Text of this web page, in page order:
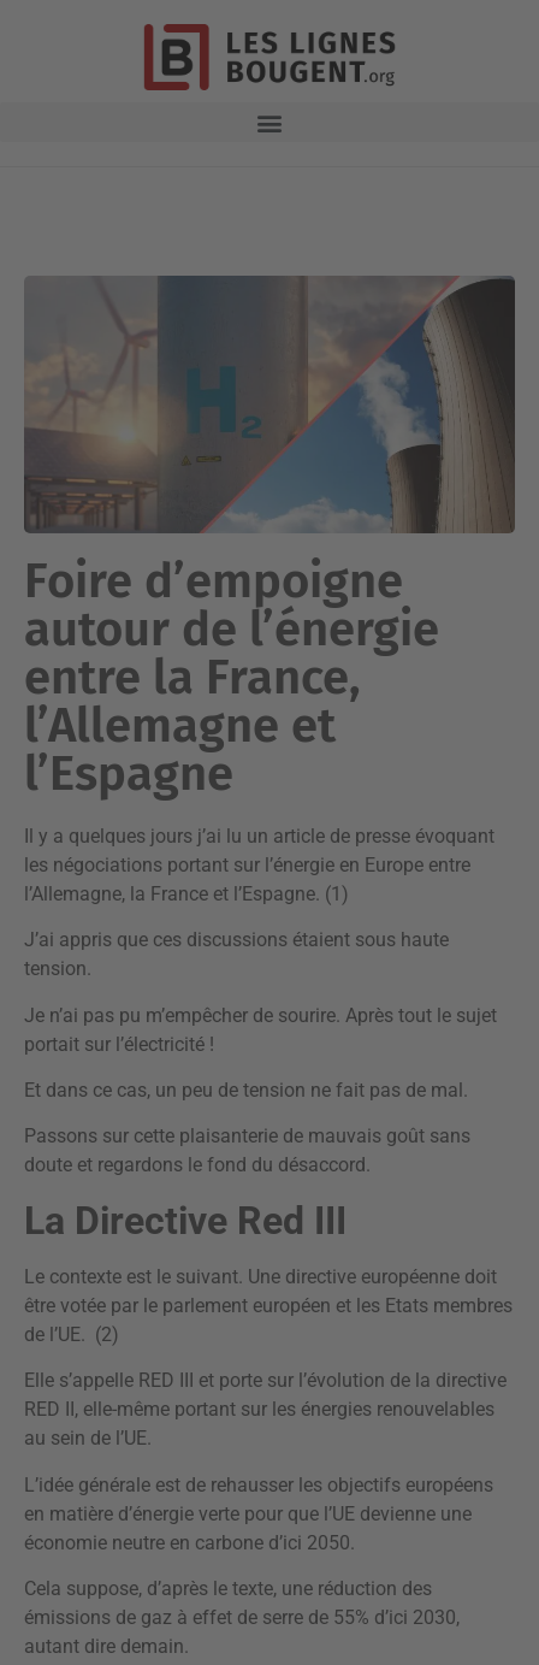
Foire d’empoigne
autour de l’énergie
entre la France,
l’Allemagne et
l’Espagne
Il y a quelques jours j’ai lu un article de presse évoquant
les négociations portant sur l’énergie en Europe entre
l’Allemagne, la France et l’Espagne. (1)
J’ai appris que ces discussions étaient sous haute
tension.
Je n’ai pas pu m’empêcher de sourire. Après tout le sujet
portait sur l’électricité !
Et dans ce cas, un peu de tension ne fait pas de mal.
Passons sur cette plaisanterie de mauvais goût sans
doute et regardons le fond du désaccord.
La Directive Red III
Le contexte est le suivant. Une directive européenne doit
être votée par le parlement européen et les Etats membres
de l’UE. (2)
Elle s’appelle RED III et porte sur l’évolution de la directive
RED II, elle-même portant sur les énergies renouvelables
au sein de l’UE.
L’idée générale est de rehausser les objectifs européens
en matière d’énergie verte pour que l’UE devienne une
économie neutre en carbone d’ici 2050.
Cela suppose, d’après le texte, une réduction des
émissions de gaz à effet de serre de 55% d’ici 2030,
autant dire demain.